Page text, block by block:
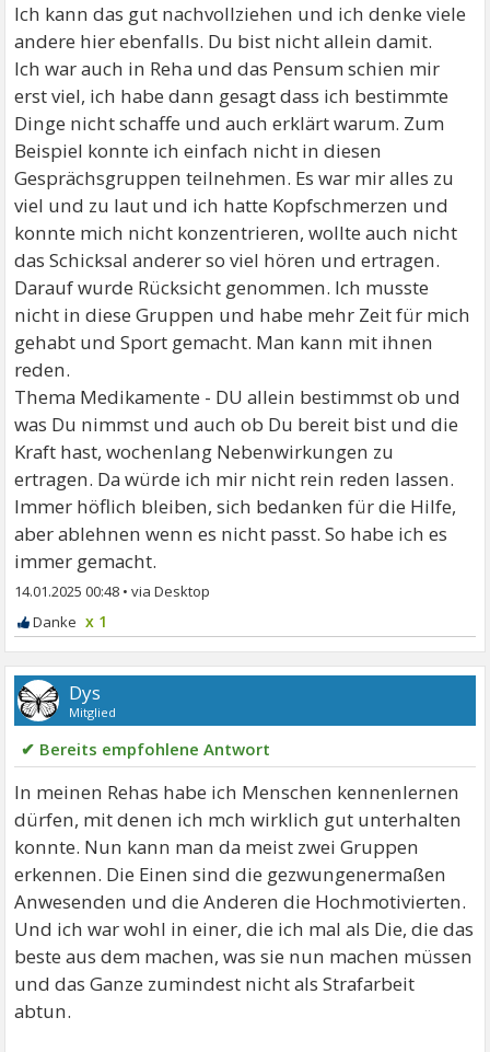
Ich kann das gut nachvollziehen und ich denke viele
andere hier ebenfalls. Du bist nicht allein damit.
Ich war auch in Reha und das Pensum schien mir
erst viel, ich habe dann gesagt dass ich bestimmte
Dinge nicht schaffe und auch erklärt warum. Zum
Beispiel konnte ich einfach nicht in diesen
Gesprächsgruppen teilnehmen. Es war mir alles zu
viel und zu laut und ich hatte Kopfschmerzen und
konnte mich nicht konzentrieren, wollte auch nicht
das Schicksal anderer so viel hören und ertragen.
Darauf wurde Rücksicht genommen. Ich musste
nicht in diese Gruppen und habe mehr Zeit für mich
gehabt und Sport gemacht. Man kann mit ihnen
reden.
Thema Medikamente - DU allein bestimmst ob und
was Du nimmst und auch ob Du bereit bist und die
Kraft hast, wochenlang Nebenwirkungen zu
ertragen. Da würde ich mir nicht rein reden lassen.
Immer höflich bleiben, sich bedanken für die Hilfe,
aber ablehnen wenn es nicht passt. So habe ich es
immer gemacht.
14.01.2025 00:48 •
x 1
Dys
Mitglied
✔ Bereits empfohlene Antwort
In meinen Rehas habe ich Menschen kennenlernen
dürfen, mit denen ich mch wirklich gut unterhalten
konnte. Nun kann man da meist zwei Gruppen
erkennen. Die Einen sind die gezwungenermaßen
Anwesenden und die Anderen die Hochmotivierten.
Und ich war wohl in einer, die ich mal als Die, die das
beste aus dem machen, was sie nun machen müssen
und das Ganze zumindest nicht als Strafarbeit
abtun.